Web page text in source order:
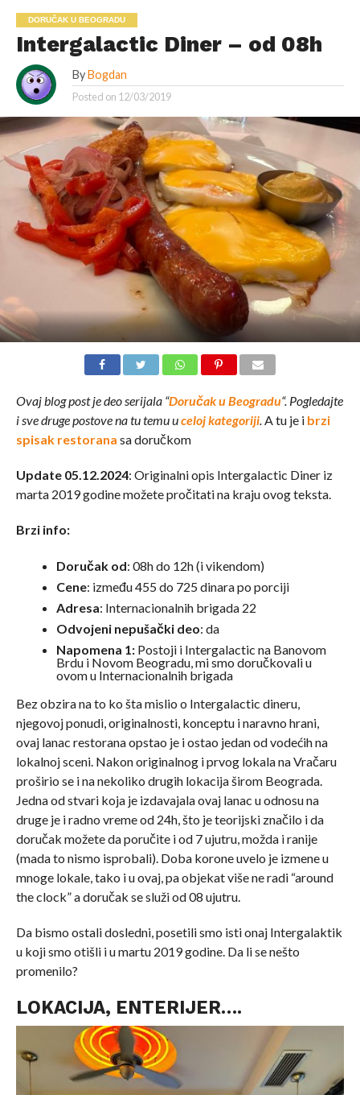
DORUČAK U BEOGRADU
Intergalactic Diner – od 08h
By Bogdan
Posted on 12/03/2019
Ovaj blog post je deo serijala “Doručak u Beogradu“. Pogledajte
i sve druge postove na tu temu uceloj kategoriji.A tu je i brzi
spisak restorana sa doručkom
Update 05.12.2024: Originalni opis Intergalactic Diner iz
marta 2019 godine možete pročitati na kraju ovog teksta.
Brzi info:
Doručak od: 08h do 12h (i vikendom)
Cene: između 455 do 725 dinara po porciji
Adresa: Internacionalnih brigada 22
Odvojeni nepušački deo: da
Napomena 1:Postoji i Intergalactic na Banovom
Brdu i Novom Beogradu, mi smo doručkovali u
ovom u Internacionalnih brigada
Bez obzira na to ko šta mislio o Intergalactic dineru,
njegovoj ponudi, originalnosti, konceptu i naravno hrani,
ovaj lanac restorana opstao je i ostao jedan od vodećih na
lokalnoj sceni. Nakon originalnog i prvog lokala na Vračaru
proširio se i na nekoliko drugih lokacija širom Beograda.
Jedna od stvari koja je izdavajala ovaj lanac u odnosu na
druge je i radno vreme od 24h, što je teorijski značilo i da
doručak možete da poručite i od 7 ujutru, možda i ranije
(mada to nismo isprobali). Doba korone uvelo je izmene u
mnoge lokale, tako i u ovaj, pa objekat više ne radi “around
the clock” a doručak se služi od 08 ujutru.
Da bismo ostali dosledni, posetili smo isti onaj Intergalaktik
u koji smo otišli i u martu 2019 godine. Da li se nešto
promenilo?
LOKACIJA, ENTERIJER….